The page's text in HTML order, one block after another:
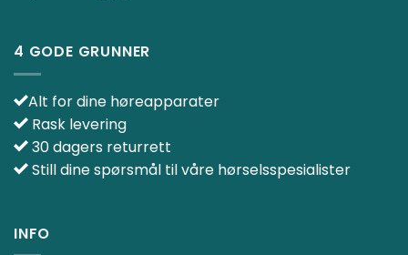
4 GODE GRUNNER
Alt for dine høreapparater
Rask levering
30 dagers returrett
Still dine spørsmål til våre hørselsspesialister
INFO